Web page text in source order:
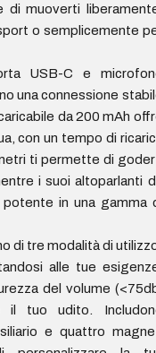
di muoverti
o semplicemente
USB-C e
una connessione
da 200 mAh
con un tempo di
ti permette di
i suoi altoparlanti
in una gamma
di tre modalità di
alle tue
del volume
il tuo udito.
e quattro